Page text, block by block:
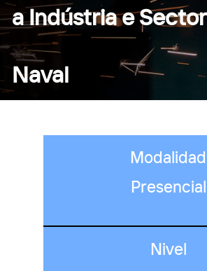
a Indústria e Sector
Naval
Modalidad
Presencial
Nivel